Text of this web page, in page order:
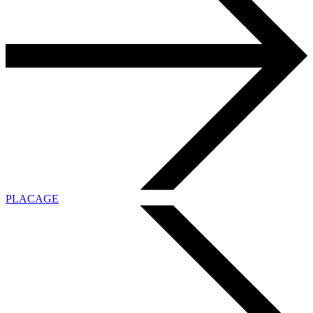
PLACAGE